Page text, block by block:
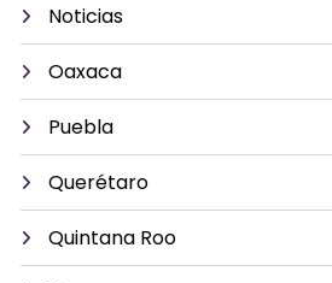
Noticias
Oaxaca
Puebla
Querétaro
Quintana Roo